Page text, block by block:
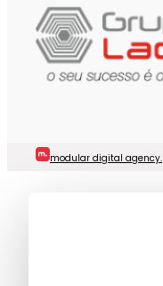
modular digital agency.